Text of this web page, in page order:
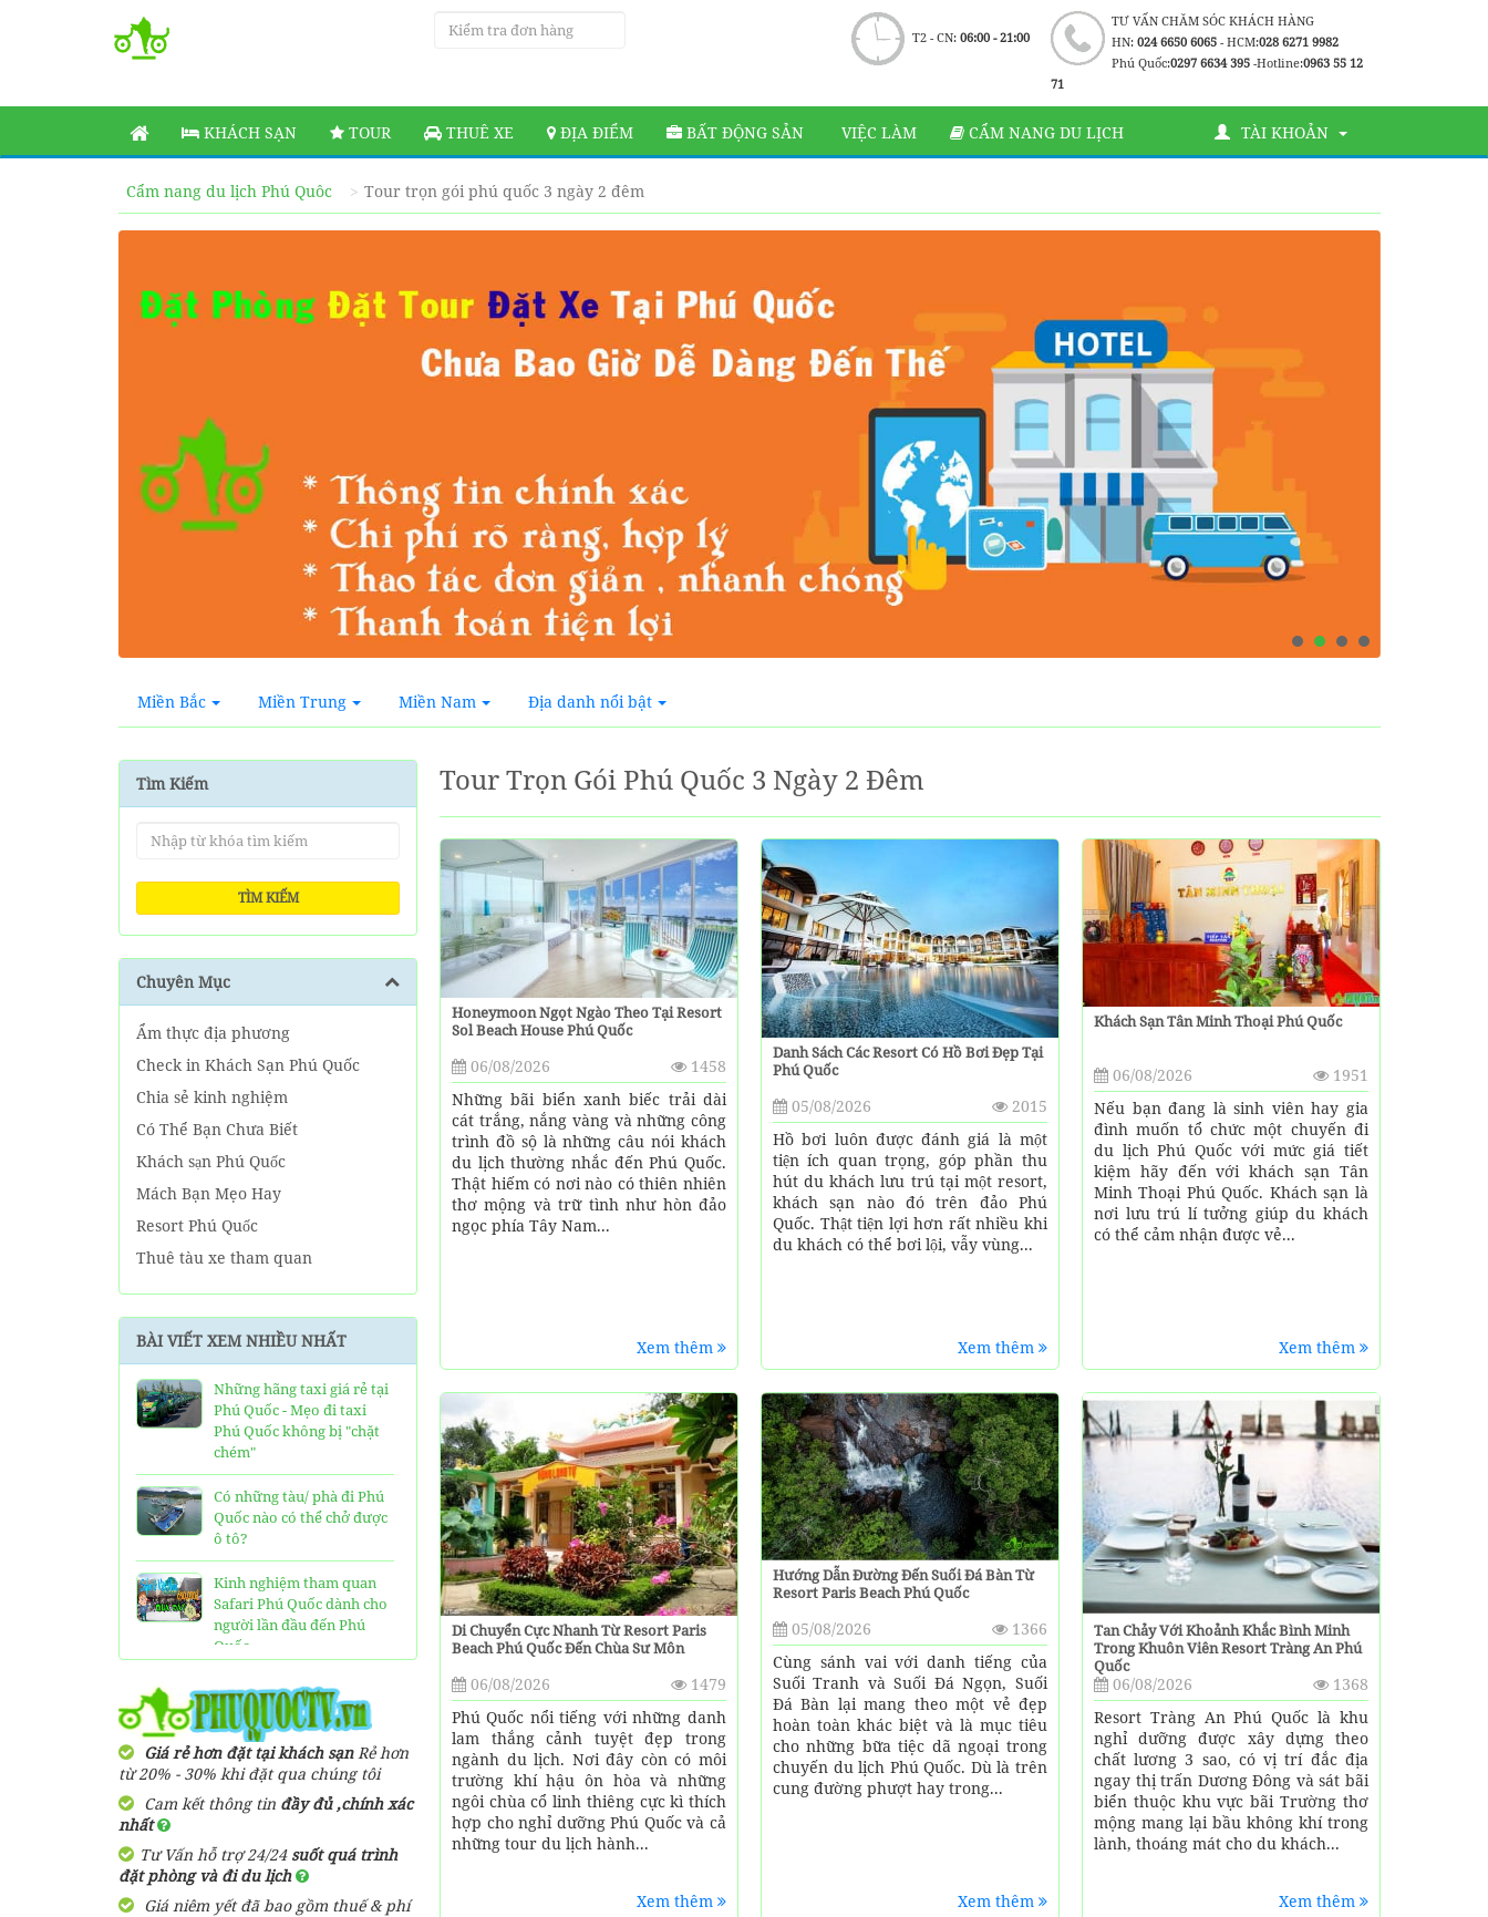
TƯ VẤN CHĂM SÓC KHÁCH HÀNG
HN: 024 6650 6065- HCM:028 6271 9982
Phú Quốc:0297 6634 395 -Hotline:0963 55 12
71
T2 - CN: 06:00 - 21:00
KHÁCH SẠN TOUR THUÊ XE ĐỊA ĐIỂM BẤT ĐỘNG SẢN VIỆC LÀM CẨM NANG DU LỊCH TÀI KHOẢN
Cẩm nang du lịch Phú Quôc Tour trọn gói phú quốc 3 ngày 2 đêm
Miền Bắc Miền Trung Miền Nam Địa danh nổi bật
Tìm Kiếm
TÌM KIẾM
Chuyên Mục
Ẩm thực địa phương
Check in Khách Sạn Phú Quốc
Chia sẻ kinh nghiệm
Có Thể Bạn Chưa Biết
Khách sạn Phú Quốc
Mách Bạn Mẹo Hay
Resort Phú Quốc
Thuê tàu xe tham quan
Tin tức Phú Quốc
Về tour Phú Quốc hàng ngày
Về Tour Phú Quốc Trọn Gói
BÀI VIẾT XEM NHIỀU NHẤT
Những hãng taxi giá rẻ tại
Phú Quốc - Mẹo đi taxi
Phú Quốc không bị "chặt
chém"
Có những tàu/ phà đi Phú
Quốc nào có thể chở được
ô tô?
Kinh nghiệm tham quan
Safari Phú Quốc dành cho
người lần đầu đến Phú
Quốc
Tất tần tật thông tin và
đánh giá về resort JW
Marriott Phú Quốc
Những điều cần biết về xe
bus đi Vinpearl Phú Quốc
chơi Vinwonders và Safari
Kinh Nghiệm "Xương
Máu" Khi Đi Tour 3 Đảo
Phú Quốc
Giá rẻ hơn đặt tại khách sạnRẻ hơn
từ 20% - 30% khi đặt qua chúng tôi
Cam kết thông tin đầy đủ ,chính xác
nhất
Tư Vấn hỗ trợ 24/24 suốt quá trình
đặt phòng và đi du lịch
Giá niêm yết đã bao gồm thuế & phí
Tour Trọn Gói Phú Quốc 3 Ngày 2 Đêm
Honeymoon Ngọt Ngào Theo Tại Resort
Sol Beach House Phú Quốc
06/08/2026
1458
Những bãi biển xanh biếc trải dài
cát trắng, nắng vàng và những công
trình đồ sộ là những câu nói khách
du lịch thường nhắc đến Phú Quốc.
Thật hiếm có nơi nào có thiên nhiên
thơ mộng và trữ tình như hòn đảo
ngọc phía Tây Nam...
Xem thêm
Danh Sách Các Resort Có Hồ Bơi Đẹp Tại
Phú Quốc
05/08/2026
2015
Hồ bơi luôn được đánh giá là một
tiện ích quan trọng, góp phần thu
hút du khách lưu trú tại một resort,
khách sạn nào đó trên đảo Phú
Quốc. Thật tiện lợi hơn rất nhiều khi
du khách có thể bơi lội, vẫy vùng...
Xem thêm
Khách Sạn Tân Minh Thoại Phú Quốc
06/08/2026
1951
Nếu bạn đang là sinh viên hay gia
đình muốn tổ chức một chuyến đi
du lịch Phú Quốc với mức giá tiết
kiệm hãy đến với khách sạn Tân
Minh Thoại Phú Quốc. Khách sạn là
nơi lưu trú lí tưởng giúp du khách
có thể cảm nhận được vẻ...
Xem thêm
Di Chuyển Cực Nhanh Từ Resort Paris
Beach Phú Quốc Đến Chùa Sư Môn
06/08/2026
1479
Phú Quốc nổi tiếng với những danh
lam thắng cảnh tuyệt đẹp trong
ngành du lịch. Nơi đây còn có môi
trường khí hậu ôn hòa và những
ngôi chùa cổ linh thiêng cực kì thích
hợp cho nghỉ dưỡng Phú Quốc và cả
những tour du lịch hành...
Xem thêm
Hướng Dẫn Đường Đến Suối Đá Bàn Từ
Resort Paris Beach Phú Quốc
05/08/2026
1366
Cùng sánh vai với danh tiếng của
Suối Tranh và Suối Đá Ngọn, Suối
Đá Bàn lại mang theo một vẻ đẹp
hoàn toàn khác biệt và là mục tiêu
cho những bữa tiệc dã ngoại trong
chuyến du lịch Phú Quốc. Dù là trên
cung đường phượt hay trong...
Xem thêm
Tan Chảy Với Khoảnh Khắc Bình Minh
Trong Khuôn Viên Resort Tràng An Phú
Quốc
06/08/2026
1368
Resort Tràng An Phú Quốc là khu
nghỉ dưỡng được xây dựng theo
chất lương 3 sao, có vị trí đắc địa
ngay thị trấn Dương Đông và sát bãi
biển thuộc khu vực bãi Trường thơ
mộng mang lại bầu không khí trong
lành, thoáng mát cho du khách...
Xem thêm